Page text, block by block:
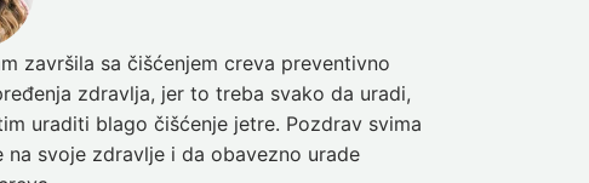
završila sa čišćenjem creva preventivno
zdravlja, jer to treba svako da uradi,
uraditi blago čišćenje jetre. Pozdrav svima
na svoje zdravlje i da obavezno urade